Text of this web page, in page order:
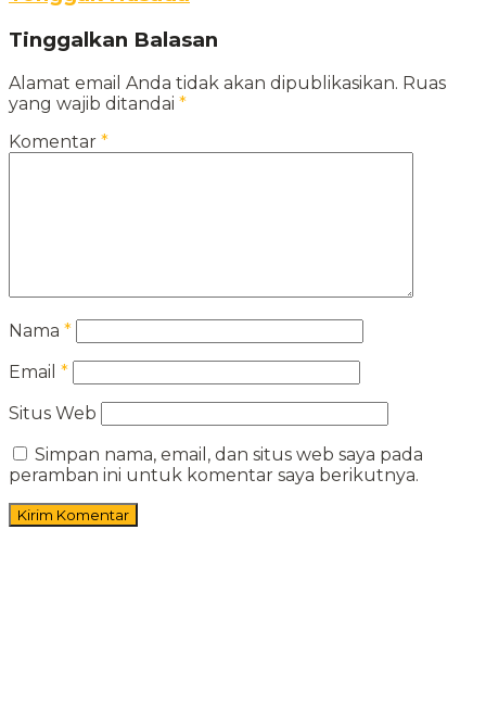
Tinggalkan Balasan
Alamat email Anda tidak akan dipublikasikan. Ruas
yang wajib ditandai *
Komentar *
Nama *
Email *
Situs Web
Simpan nama, email, dan situs web saya pada
peramban ini untuk komentar saya berikutnya.